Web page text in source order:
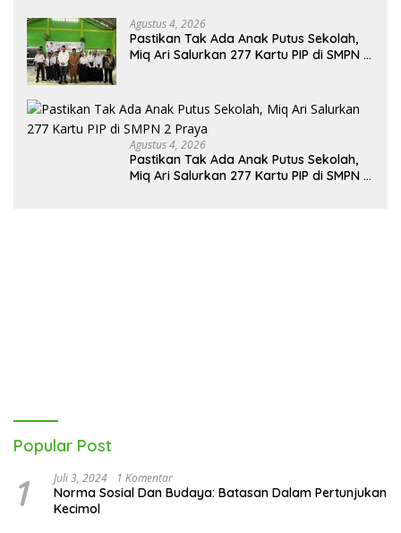
Peruntukan
Agustus 4, 2026
Pastikan Tak Ada Anak Putus Sekolah,
Miq Ari Salurkan 277 Kartu PIP di SMPN 2
Agustus 4, 2026
Pastikan Tak Ada Anak Putus Sekolah,
Miq Ari Salurkan 277 Kartu PIP di SMPN 2
Popular Post
1 Juli 3, 2024 1 Komentar
Norma Sosial Dan Budaya: Batasan Dalam Pertunjukan
Kecimol